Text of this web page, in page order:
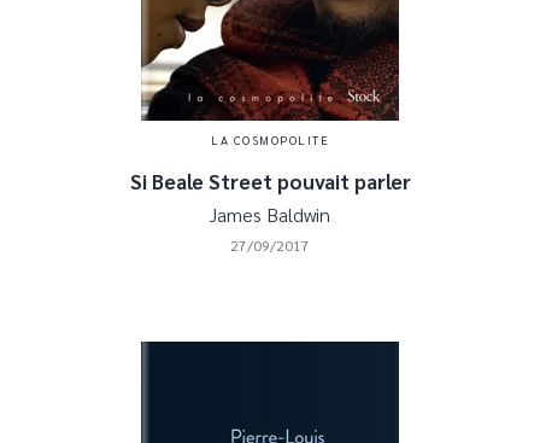
LA COSMOPOLITE
Si Beale Street pouvait parler
James Baldwin
27/09/2017